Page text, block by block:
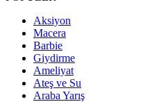
Aksiyon
Macera
Barbie
Giydirme
Ameliyat
Ateş ve Su
Araba Yarış